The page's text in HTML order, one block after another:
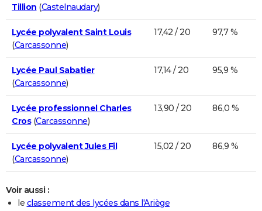
Tillion (Castelnaudary)
Lycée polyvalent Saint Louis
(Carcassonne)
17,42 / 20 97,7 %
Lycée Paul Sabatier
(Carcassonne)
17,14 / 20 95,9 %
Lycée professionnel Charles
Cros(Carcassonne)
13,90 / 20 86,0 %
Lycée polyvalent Jules Fil
(Carcassonne)
15,02 / 20 86,9 %
Voir aussi :
le classement des lycées dans l'Ariège